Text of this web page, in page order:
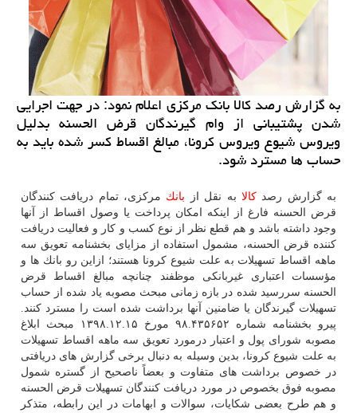
به گزارش رصد كالا بانك مركزی اعلام نمود: در جهت اجرایی
شدن پشتیبانی از وام گیرندگان قرض الحسنه بدلیل
ویروس شیوع ویروس كرونا، مبالغ اقساط كسر شده باید به
حساب ها مسترد شود.
به گزارش رصدكالا به نقل از بانك مركزی، تمام دریافت كنندگان
قرض الحسنه فارغ از اینكه امكان پرداخت یا وصول اقساط از آنها
وجود داشته باشد و هم قطع نظر از نوع كسب و كار و فعالیت دریافت
كننده قرض الحسنه، مشمول استفاده از مزایای بخشنامه تعویق سه
ماهه اقساط تسهیلات به علت شیوع كرونا هستند؛ ازاین رو بانك ها و
مؤسسات اعتباری غیربانكی موظفند چنانچه مبالغ اقساط قرض
الحسنه سررسید شده در بازه زمانی مبحث مصوبه یاد شده از حساب
تسهیلات گیرندگان یا ضامنین آنها برداشت شده است را مسترد كنند.
پیرو بخشنامه شماره ۹۸.۴۳۵۶۵۲ مورخ ۱۵‏‏‏.۱۲‏‏‏.۱۳۹۸ مبحث ابلاغ
مصوبه شورای پول و اعتبار درمورد تعویق سه ماهه اقساط تسهیلات
به علت شیوع كرونا، بدین وسیله به دنبال برخی گزارش های دریافتی
در خصوص برداشت های متفاوت و بعضاً ناصحیح از گستره شمول
مصوبه فوق بخصوص در مورد دریافت كنندگان تسهیلات قرض الحسنه
و هم طرح بعضی شكایات، سوالات و ابهامات در این رابطه، متذكر